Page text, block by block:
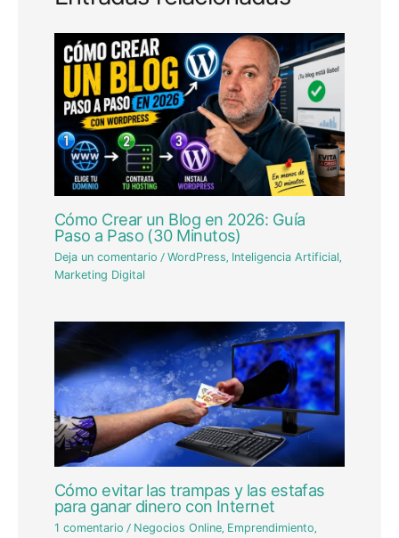
Cómo Crear un Blog en 2026: Guía
Paso a Paso (30 Minutos)
Deja un comentario /WordPress, Inteligencia Artificial,
Marketing Digital
Cómo evitar las trampas y las estafas
para ganar dinero con Internet
1 comentario / Negocios Online, Emprendimiento,